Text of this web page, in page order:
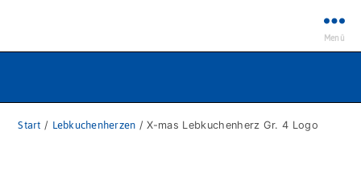
Menü
Start / Lebkuchenherzen / X-mas Lebkuchenherz Gr. 4 Logo